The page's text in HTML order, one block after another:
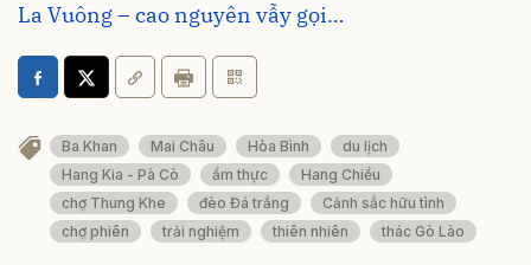
La Vuông – cao nguyên vẫy gọi…
Ba Khan Mai Châu Hòa Bình
du lịch
Hang Kia - Pà Cò
ẩm thực
Hang Chiều
chợ Thung Khe
đèo Đá trắng
Cảnh sắc hữu tình
chợ phiên
trải nghiệm thiên nhiên thác Gò Lào